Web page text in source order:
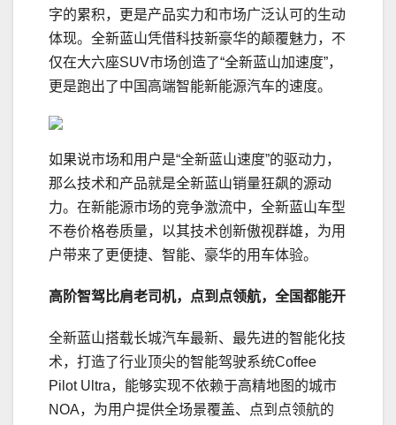
字的累积，更是产品实力和市场广泛认可的生动
体现。全新蓝山凭借科技新豪华的颠覆魅力，不
仅在大六座SUV市场创造了“全新蓝山加速度”，
更是跑出了中国高端智能新能源汽车的速度。
如果说市场和用户是“全新蓝山速度”的驱动力，
那么技术和产品就是全新蓝山销量狂飙的源动
力。在新能源市场的竞争激流中，全新蓝山车型
不卷价格卷质量，以其技术创新傲视群雄，为用
户带来了更便捷、智能、豪华的用车体验。
高阶智驾 比肩老司机， 点到点领航， 全国都能开
全新蓝山搭载长城汽车最新、最先进的智能化技
术，打造了行业顶尖的智能驾驶系统Coffee
Pilot Ultra，能够实现不依赖于高精地图的城市
NOA，为用户提供全场景覆盖、点到点领航的